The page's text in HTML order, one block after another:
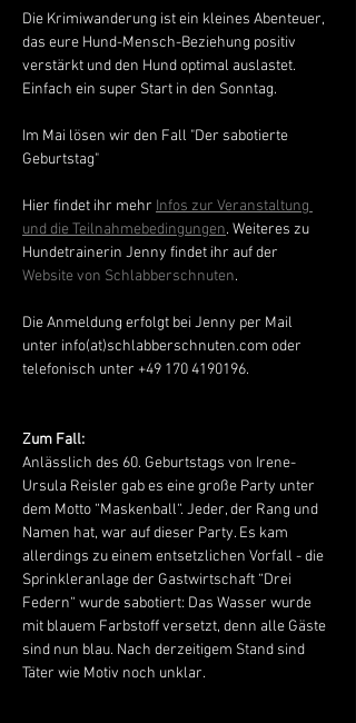
Die Krimiwanderung ist ein kleines Abenteuer,
das eure Hund-Mensch-Beziehung positiv
verstärkt und den Hund optimal auslastet.
Einfach ein super Start in den Sonntag.
Im Mai lösen wir den Fall "Der sabotierte
Geburtstag"
Hier findet ihr mehr Infos zur Veranstaltung
und die Teilnahmebedingungen. Weiteres zu
Hundetrainerin Jenny findet ihr auf der
Website von Schlabberschnuten.
Die Anmeldung erfolgt bei Jenny per Mail
unter info(at)schlabberschnuten.com oder
telefonisch unter +49 170 4190196.
Zum Fall:
Anlässlich des 60. Geburtstags von Irene-
Ursula Reisler gab es eine große Party unter
dem Motto “Maskenball“. Jeder, der Rang und
Namen hat, war auf dieser Party. Es kam
allerdings zu einem entsetzlichen Vorfall - die
Sprinkleranlage der Gastwirtschaft “Drei
Federn“ wurde sabotiert: Das Wasser wurde
mit blauem Farbstoff versetzt, denn alle Gäste
sind nun blau. Nach derzeitigem Stand sind
Täter wie Motiv noch unklar.